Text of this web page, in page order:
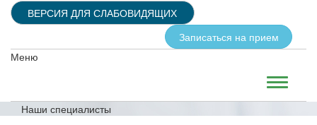
ВЕРСИЯ ДЛЯ СЛАБОВИДЯЩИХ
Записаться на прием
Меню
Наши специалисты